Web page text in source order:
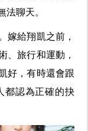
法聊天。
嫁給翔凱之前，
、旅行和運動，
好，有時還會跟
都認為正確的抉